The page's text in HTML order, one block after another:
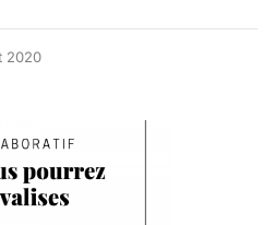
2020